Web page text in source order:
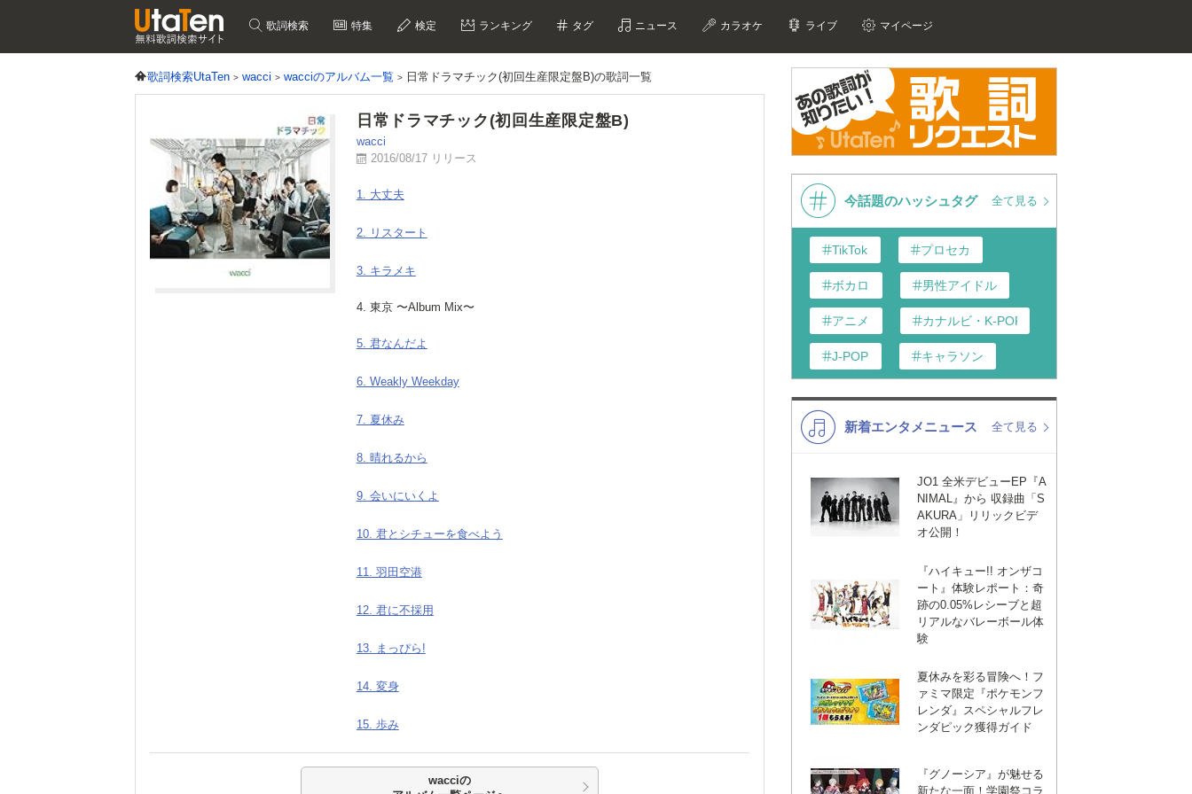
歌詞検索 特集 検定 ランキング タグ ニュース カラオケ ライブ マイページ
歌詞検索UtaTen wacci wacciのアルバム一覧 日常ドラマチック(初回生産限定盤B)の歌詞一覧
日常ドラマチック(初回生産限定盤B)
wacci
2016/08/17 リリース
1. 大丈夫
2. リスタート
3. キラメキ
4. 東京 〜Album Mix〜
5. 君なんだよ
6. Weakly Weekday
7. 夏休み
8. 晴れるから
9. 会いにいくよ
10. 君とシチューを食べよう
11. 羽田空港
12. 君に不採用
13. まっぴら!
14. 変身
15. 歩み
wacciの
今話題のハッシュタグ 全て見る
TikTok プロセカ
ボカロ 男性アイドル
アニメ カナルビ・K-POP和訳
J-POP キャラソン
K-POP バンド
VTuber ディズニー
新着エンタメニュース 全て見る
JO1 全米デビューEP『A
NIMAL』から 収録曲「S
AKURA」リリックビデ
オ公開！
『ハイキュー!! オンザコ
ート』体験レポート：奇
跡の0.05%レシーブと超
リアルなバレーボール体
験
夏休みを彩る冒険へ！フ
ァミマ限定『ポケモンフ
レンダ』スペシャルフレ
ンダピック獲得ガイド
『グノーシア』が魅せる
新たな一面！学園祭コラ